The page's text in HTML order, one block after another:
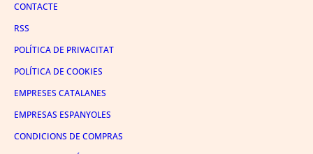
CONTACTE
RSS
POLÍTICA DE PRIVACITAT
POLÍTICA DE COOKIES
EMPRESES CATALANES
EMPRESAS ESPANYOLES
CONDICIONS DE COMPRAS